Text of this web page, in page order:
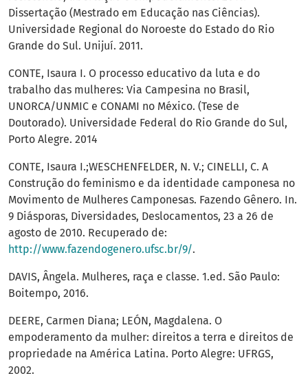
Dissertação (Mestrado em Educação nas Ciências).
Universidade Regional do Noroeste do Estado do Rio
Grande do Sul. Unijuí. 2011.
CONTE, Isaura I. O processo educativo da luta e do
trabalho das mulheres: Via Campesina no Brasil,
UNORCA/UNMIC e CONAMI no México. (Tese de
Doutorado). Universidade Federal do Rio Grande do Sul,
Porto Alegre. 2014
CONTE, Isaura I.;WESCHENFELDER, N. V.; CINELLI, C. A
Construção do feminismo e da identidade camponesa no
Movimento de Mulheres Camponesas. Fazendo Gênero. In.
9 Diásporas, Diversidades, Deslocamentos, 23 a 26 de
agosto de 2010. Recuperado de:
http://www.fazendogenero.ufsc.br/9/.
DAVIS, Ângela. Mulheres, raça e classe. 1.ed. São Paulo:
Boitempo, 2016.
DEERE, Carmen Diana; LEÓN, Magdalena. O
empoderamento da mulher: direitos a terra e direitos de
propriedade na América Latina. Porto Alegre: UFRGS,
2002.